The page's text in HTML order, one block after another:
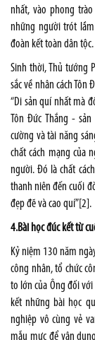
nhất, vào phong
những người trót
đoàn kết toàn dân tộc.
Sinh thời, Thủ tướng
sắc về nhân cách Tôn
“Di sản quí nhất mà
Tôn Đức Thắng -
cường và tài năng
chất cách mạng của
người. Đó là chất
thanh niên đến cuối
đẹp đẽ và cao quí” [2] .
4.Bài học đúc kết từ
Kỷ niệm 130 năm
công nhân, tổ chức
to lớn của Ông đối
kết những bài học
nghiệp vô cùng vẻ
mẫu mực để vận